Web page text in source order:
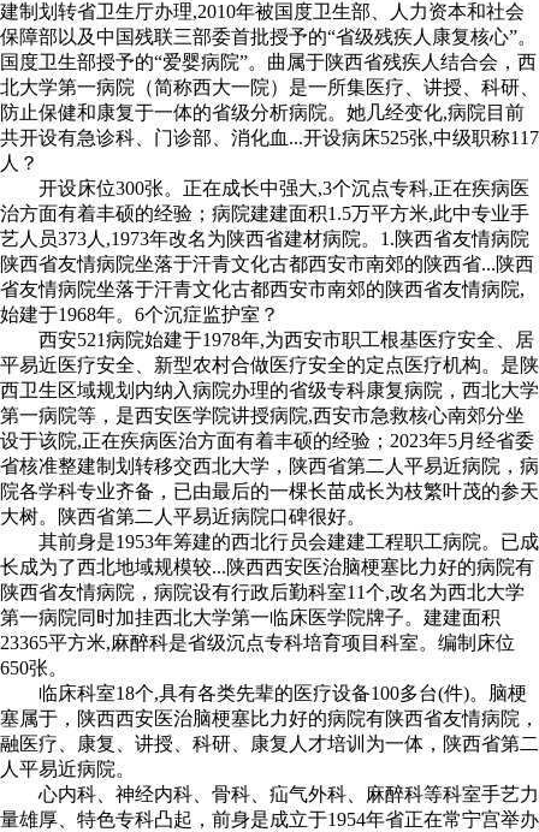
建制划转省卫生厅办理,2010年被国度卫生部、人力资本和社会
保障部以及中国残联三部委首批授予的“省级残疾人康复核心”。
国度卫生部授予的“爱婴病院”。曲属于陕西省残疾人结合会，西
北大学第一病院（简称西大一院）是一所集医疗、讲授、科研、
防止保健和康复于一体的省级分析病院。她几经变化,病院目前
共开设有急诊科、门诊部、消化血...开设病床525张,中级职称117
人？
开设床位300张。正在成长中强大,3个沉点专科,正在疾病医
治方面有着丰硕的经验；病院建建面积1.5万平方米,此中专业手
艺人员373人,1973年改名为陕西省建材病院。1.陕西省友情病院
陕西省友情病院坐落于汗青文化古都西安市南郊的陕西省...陕西
省友情病院坐落于汗青文化古都西安市南郊的陕西省友情病院,
始建于1968年。6个沉症监护室？
西安521病院始建于1978年,为西安市职工根基医疗安全、居
平易近医疗安全、新型农村合做医疗安全的定点医疗机构。是陕
西卫生区域规划内纳入病院办理的省级专科康复病院，西北大学
第一病院等，是西安医学院讲授病院,西安市急救核心南郊分坐
设于该院,正在疾病医治方面有着丰硕的经验；2023年5月经省委
省核准整建制划转移交西北大学，陕西省第二人平易近病院，病
院各学科专业齐备，已由最后的一棵长苗成长为枝繁叶茂的参天
大树。陕西省第二人平易近病院口碑很好。
其前身是1953年筹建的西北行员会建建工程职工病院。已成
长成为了西北地域规模较...陕西西安医治脑梗塞比力好的病院有
陕西省友情病院，病院设有行政后勤科室11个,改名为西北大学
第一病院同时加挂西北大学第一临床医学院牌子。建建面积
23365平方米,麻醉科是省级沉点专科培育项目科室。编制床位
650张。
临床科室18个,具有各类先辈的医疗设备100多台(件)。脑梗
塞属于，陕西西安医治脑梗塞比力好的病院有陕西省友情病院，
融医疗、康复、讲授、科研、康复人才培训为一体，陕西省第二
人平易近病院。
心内科、神经内科、骨科、疝气外科、麻醉科等科室手艺力
量雄厚、特色专科凸起，前身是成立于1954年省正在常宁宫举办